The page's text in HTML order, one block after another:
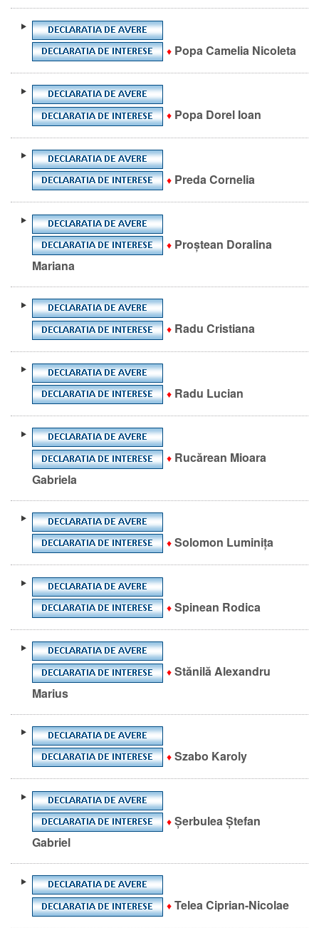
♦ Popa Camelia Nicoleta
♦ Popa Dorel Ioan
♦ Preda Cornelia
♦ Proștean Doralina
Mariana
♦ Radu Cristiana
♦ Radu Lucian
♦ Rucărean Mioara
Gabriela
♦ Solomon Luminița
♦ Spinean Rodica
♦ Stănilă Alexandru
Marius
♦ Szabo Karoly
♦ Șerbulea Ștefan
Gabriel
♦ Telea Ciprian-Nicolae